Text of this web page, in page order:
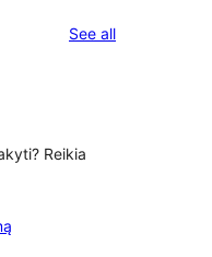
See allreviews
Reikia